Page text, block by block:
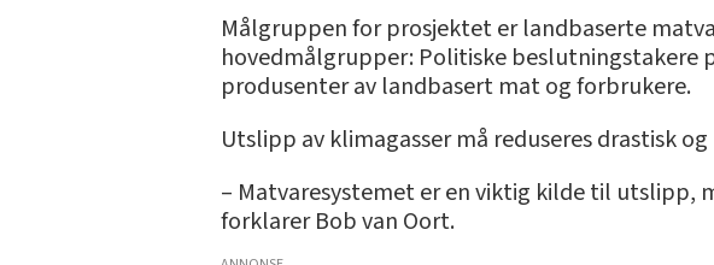
Målgruppen for prosjektet er landbaserte
hovedmålgrupper: Politiske beslutningstakere
produsenter av landbasert mat og forbrukere.
Utslipp av klimagasser må reduseres drastisk
– Matvaresystemet er en viktig kilde til utslipp,
forklarer Bob van Oort.